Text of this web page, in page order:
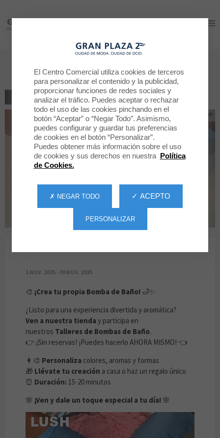
Gran Plaza 2
¡Crea tu bomba de baño!
VOLVER AL LISTADO
1 NOV. 2025 - 30 NOV. 2025
🎨 ¡Crea tu propia Bomba de Baño! 🛁✨
¿Listo para una experiencia divertida y aromática?
Ven a nuestra tienda y participa en
nuestros Talleres de Bombas de Baño.
👉 ¡Sin reservas! ¡Puedes hacerlo AHORA MISMO! 👈
👩‍🎨 Personaliza colores, aromas y formas
🎁 Llévate tu creación a casa o haz un regalo único
⏰ Duración: 15-20 minutos
🌸 ¡Ven y dale un toque especial a tu día! 🌸
Gran Plaza 2
El Centro Comercial utiliza cookies de terceros
para personalizar el contenido y la publicidad,
proporcionar funciones de redes sociales y
analizar el tráfico. Puedes aceptar o rechazar
todo el uso de las cookies pinchando en el
botón “Aceptar” o “Negar Todo”. Asimismo,
puedes configurar y guardar tus preferencias
de cookies en el botón “Personalizar”.
Puedes obtener más información sobre el uso
de cookies y sus derechos en nuestra Política
de Cookies.
✓ ACEPTO
✗ NEGAR TODO
PERSONALIZAR